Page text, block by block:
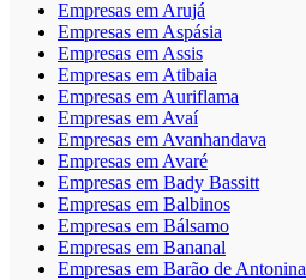
Empresas em Arujá
Empresas em Aspásia
Empresas em Assis
Empresas em Atibaia
Empresas em Auriflama
Empresas em Avaí
Empresas em Avanhandava
Empresas em Avaré
Empresas em Bady Bassitt
Empresas em Balbinos
Empresas em Bálsamo
Empresas em Bananal
Empresas em Barão de Antonina